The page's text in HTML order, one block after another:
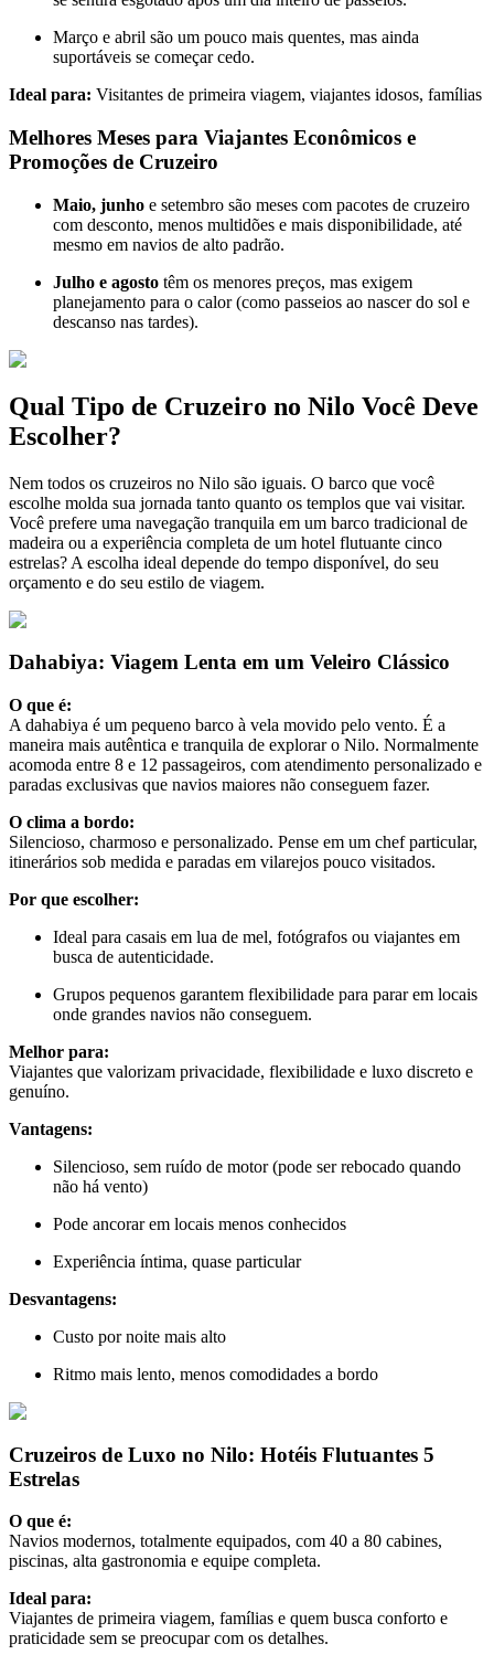
Março e abril são um pouco mais quentes, mas ainda
suportáveis se começar cedo.
Ideal para: Visitantes de primeira viagem, viajantes idosos, famílias
Melhores Meses para Viajantes Econômicos e
Promoções de Cruzeiro
Maio, junho e setembro são meses com pacotes de cruzeiro
com desconto, menos multidões e mais disponibilidade, até
mesmo em navios de alto padrão.
Julho e agosto têm os menores preços, mas exigem
planejamento para o calor (como passeios ao nascer do sol e
descanso nas tardes).
Qual Tipo de Cruzeiro no Nilo Você Deve
Escolher?
Nem todos os cruzeiros no Nilo são iguais. O barco que você
escolhe molda sua jornada tanto quanto os templos que vai visitar.
Você prefere uma navegação tranquila em um barco tradicional de
madeira ou a experiência completa de um hotel flutuante cinco
estrelas? A escolha ideal depende do tempo disponível, do seu
orçamento e do seu estilo de viagem.
Dahabiya: Viagem Lenta em um Veleiro Clássico
O que é:
A dahabiya é um pequeno barco à vela movido pelo vento. É a
maneira mais autêntica e tranquila de explorar o Nilo. Normalmente
acomoda entre 8 e 12 passageiros, com atendimento personalizado e
paradas exclusivas que navios maiores não conseguem fazer.
O clima a bordo:
Silencioso, charmoso e personalizado. Pense em um chef particular,
itinerários sob medida e paradas em vilarejos pouco visitados.
Por que escolher:
Ideal para casais em lua de mel, fotógrafos ou viajantes em
busca de autenticidade.
Grupos pequenos garantem flexibilidade para parar em locais
onde grandes navios não conseguem.
Melhor para:
Viajantes que valorizam privacidade, flexibilidade e luxo discreto e
genuíno.
Vantagens:
Silencioso, sem ruído de motor (pode ser rebocado quando
não há vento)
Pode ancorar em locais menos conhecidos
Experiência íntima, quase particular
Desvantagens:
Custo por noite mais alto
Ritmo mais lento, menos comodidades a bordo
Cruzeiros de Luxo no Nilo: Hotéis Flutuantes 5
Estrelas
O que é:
Navios modernos, totalmente equipados, com 40 a 80 cabines,
piscinas, alta gastronomia e equipe completa.
Ideal para:
Viajantes de primeira viagem, famílias e quem busca conforto e
praticidade sem se preocupar com os detalhes.